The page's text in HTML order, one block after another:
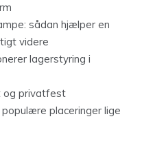
sådan hjælper en
videre
lagerstyring i
og privatfest
placeringer lige